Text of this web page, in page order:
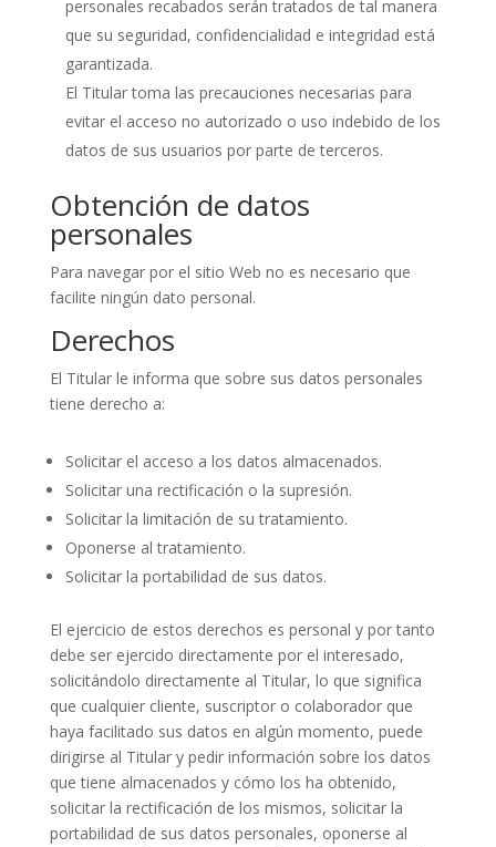
personales recabados serán tratados de tal manera
que su seguridad, confidencialidad e integridad está
garantizada.
El Titular toma las precauciones necesarias para
evitar el acceso no autorizado o uso indebido de los
datos de sus usuarios por parte de terceros.
Obtención de datos
personales
Para navegar por el sitio Web no es necesario que
facilite ningún dato personal.
Derechos
El Titular le informa que sobre sus datos personales
tiene derecho a:
Solicitar el acceso a los datos almacenados.
Solicitar una rectificación o la supresión.
Solicitar la limitación de su tratamiento.
Oponerse al tratamiento.
Solicitar la portabilidad de sus datos.
El ejercicio de estos derechos es personal y por tanto
debe ser ejercido directamente por el interesado,
solicitándolo directamente al Titular, lo que significa
que cualquier cliente, suscriptor o colaborador que
haya facilitado sus datos en algún momento, puede
dirigirse al Titular y pedir información sobre los datos
que tiene almacenados y cómo los ha obtenido,
solicitar la rectificación de los mismos, solicitar la
portabilidad de sus datos personales, oponerse al